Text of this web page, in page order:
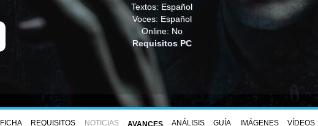
Textos: Español
Voces: Español
Online: No
Requisitos PC
FICHA REQUISITOS NOTICIAS AVANCES ANÁLISIS GUÍA IMÁGENES VÍDEOS